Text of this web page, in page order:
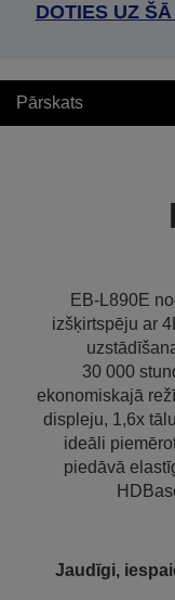
DOTIES UZ
Pārskats
EB-L890E
izšķirtspēju ar
30 000
ekonomiskajā
displeju, 1,6x
ideāli
piedāvā
Jaudīgi,